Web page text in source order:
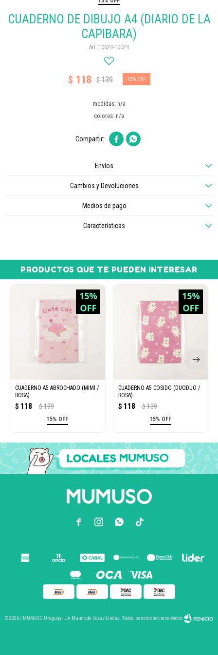
CUADERNO DE DIBUJO A4 (DIARIO DE LA
CAPIBARA)
10024-10024
$ 118 $139 15
medidas: n/a
colores: n/a
 
Envíos
Cambios y Devoluciones
Medios de pago
Características
PRODUCTOS QUE TE PUEDEN INTERESAR
CUADERNO A5 ABROCHADO (MIMI /
ROSA)
$ 118 $ 139
15% OFF
CUADERNO A5 COSIDO (DUODUO /
ROSA)
$ 118 $ 139
15% OFF
  
© 2026 / MUMUSO Uruguay - Un Mundo de Cosas Lindas. Todos los derechos reservados.